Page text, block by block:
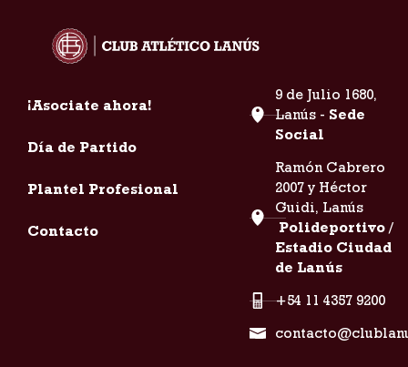
¡Asociate ahora!
Día de Partido
Plantel Profesional
Contacto
9 de Julio 1680,
Lanús - Sede
Social
Ramón Cabrero
2007 y Héctor
Guidi, Lanús
Polideportivo /
Estadio Ciudad
de Lanús
+54 11 4357 9200